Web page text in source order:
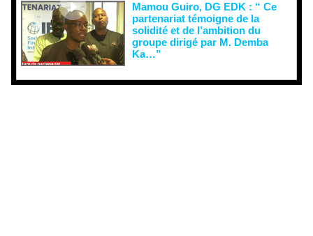
Mamou Guiro, DG EDK : “ Ce
partenariat témoigne de la
solidité et de l’ambition du
groupe dirigé par M. Demba
Ka…”